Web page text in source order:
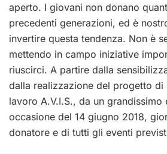
aperto. I giovani non donano
precedenti generazioni, ed è
invertire questa tendenza. Non è
mettendo in campo iniziative
riuscirci. A partire dalla
dalla realizzazione del progetto di
lavoro A.V.I.S., da un
occasione del 14 giugno 2018,
donatore e di tutti gli eventi